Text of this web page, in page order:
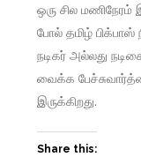
ஒரு சில மணிநேரம்
போல் தமிழ் பிக்பாஸ்
நடிகர் அல்லது
வைக்க
இருக்கிறது.
Share this: